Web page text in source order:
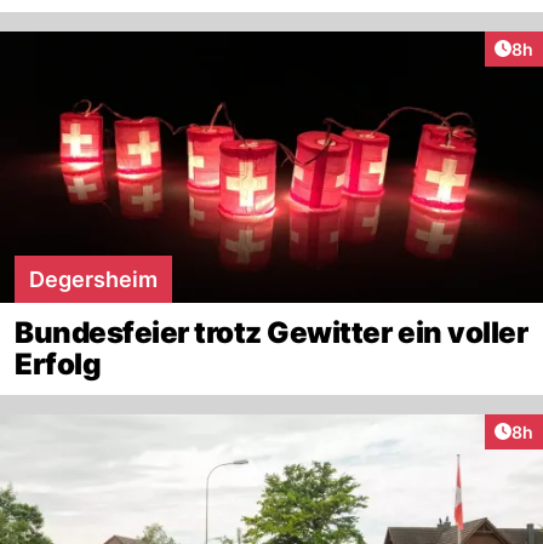
8h
Degersheim
Bundesfeier trotz Gewitter ein voller
Erfolg
8h